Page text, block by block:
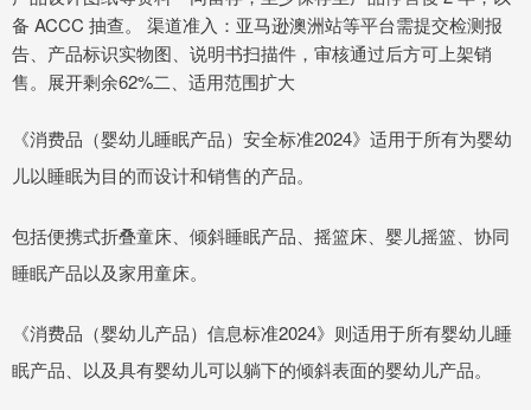
备 ACCC 抽查。 渠道准入：亚马逊澳洲站等平台需提交检测报
告、产品标识实物图、说明书扫描件，审核通过后方可上架销
售。展开剩余62%二、适用范围扩大
《消费品（婴幼儿睡眠产品）安全标准2024》适用于所有为婴幼
儿以睡眠为目的而设计和销售的产品。
包括便携式折叠童床、倾斜睡眠产品、摇篮床、婴儿摇篮、协同
睡眠产品以及家用童床。
《消费品（婴幼儿产品）信息标准2024》则适用于所有婴幼儿睡
眠产品、以及具有婴幼儿可以躺下的倾斜表面的婴幼儿产品。